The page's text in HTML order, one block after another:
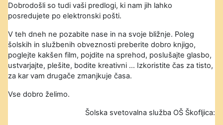
Dobrodošli so tudi vaši predlogi, ki nam jih lahko
posredujete po elektronski pošti.
V teh dneh ne pozabite nase in na svoje bližnje. Poleg
šolskih in službenih obveznosti preberite dobro knjigo,
poglejte kakšen film, pojdite na sprehod, poslušajte glasbo,
ustvarjajte, plešite, bodite kreativni … Izkoristite čas za tisto,
za kar vam drugače zmanjkuje časa.
Vse dobro želimo.
Šolska svetovalna služba OŠ Škofljica: